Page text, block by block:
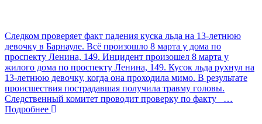
Следком проверяет факт падения куска льда на 13-летнюю
девочку в Барнауле. Всё произошло 8 марта у дома по
проспекту Ленина, 149. Инцидент произошел 8 марта у
жилого дома по проспекту Ленина, 149. Кусок льда рухнул на
13-летнюю девочку, когда она проходила мимо. В результате
происшествия пострадавшая получила травму головы.
Следственный комитет проводит проверку по факту
…
Подробнее